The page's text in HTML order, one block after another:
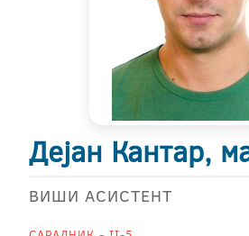
Дејан Кантар,
ВИШИ АСИСТЕНТ